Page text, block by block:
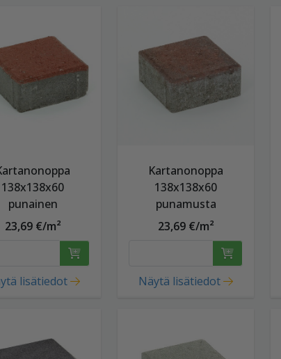
138x138x60
punainen
23,69 €/m²
lisätiedot
Kartanonoppa
138x138x60
punamusta
23,69 €/m²
Näytä lisätiedot